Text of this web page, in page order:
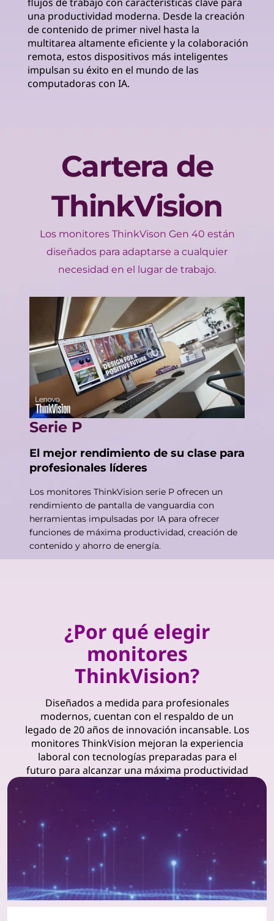
flujos de trabajo con características clave para
una productividad moderna. Desde la creación
de contenido de primer nivel hasta la
multitarea altamente eficiente y la colaboración
remota, estos dispositivos más inteligentes
impulsan su éxito en el mundo de las
computadoras con IA.
Cartera de
ThinkVision
Los monitores ThinkVison Gen 40 están
diseñados para adaptarse a cualquier
necesidad en el lugar de trabajo.
Serie P
El mejor rendimiento de su clase para
profesionales líderes
Los monitores ThinkVision serie P ofrecen un
rendimiento de pantalla de vanguardia con
herramientas impulsadas por IA para ofrecer
funciones de máxima productividad, creación de
contenido y ahorro de energía.
¿Por qué elegir
monitores
ThinkVision?
Diseñados a medida para profesionales
modernos, cuentan con el respaldo de un
legado de 20 años de innovación incansable. Los
monitores ThinkVision mejoran la experiencia
laboral con tecnologías preparadas para el
futuro para alcanzar una máxima productividad
y una confiabilidad duradera.